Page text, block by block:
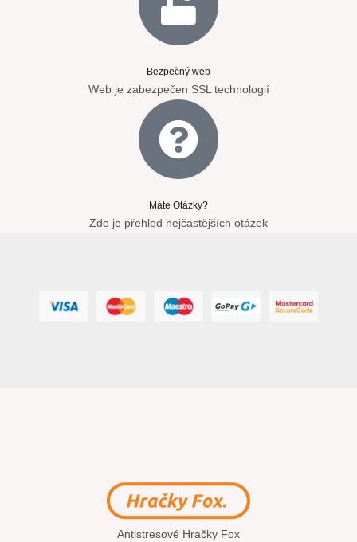
Bezpečný web
Web je zabezpečen SSL technologií
Máte Otázky?
Zde je přehled nejčastějších otázek
Antistresové Hračky Fox